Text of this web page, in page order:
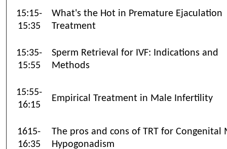
15:15-
15:35
What's the Hot in Premature Ejaculation
Treatment
15:35-
15:55
Sperm Retrieval for IVF: Indications and
Methods
15:55-
16:15
Empirical Treatment in Male Infertility
1615-
16:35
The pros and cons of TRT for Congenital
Hypogonadism